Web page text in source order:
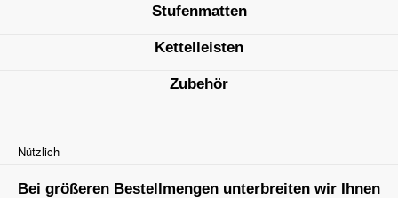
Stufenmatten
Kettelleisten
Zubehör
Nützlich
Bei größeren Bestellmengen unterbreiten wir Ihnen